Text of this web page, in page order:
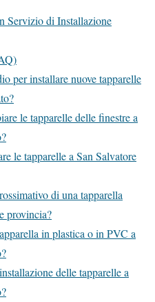
Servizio di Installazione
per installare nuove tapparelle
le tapparelle delle finestre a
le tapparelle a San Salvatore
di una tapparella
provincia?
in plastica o in PVC a
delle tapparelle a